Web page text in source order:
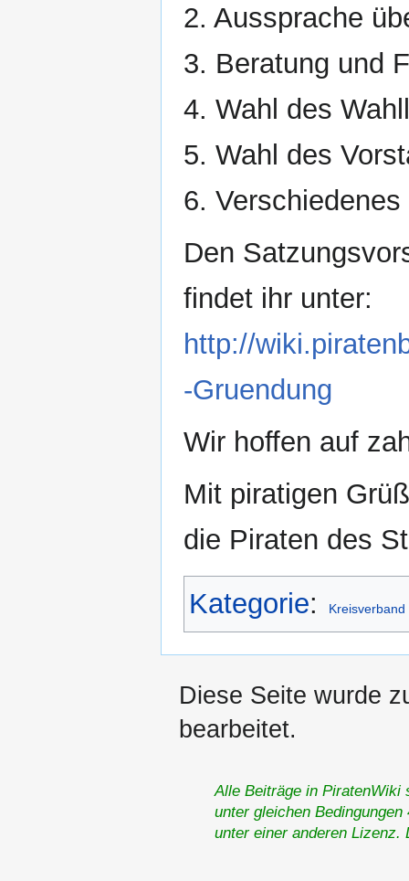
2. Aussprache
3. Beratung und
4. Wahl des
5. Wahl des
6. Verschiedenes
Den
findet ihr unter:
http://
-Gruendung
Wir hoffen auf
Mit piratigen
die Piraten des
Kategorie:
Diese Seite wurde
bearbeitet.
Alle Beiträge in PiratenWiki
unter gleichen
unter einer anderen